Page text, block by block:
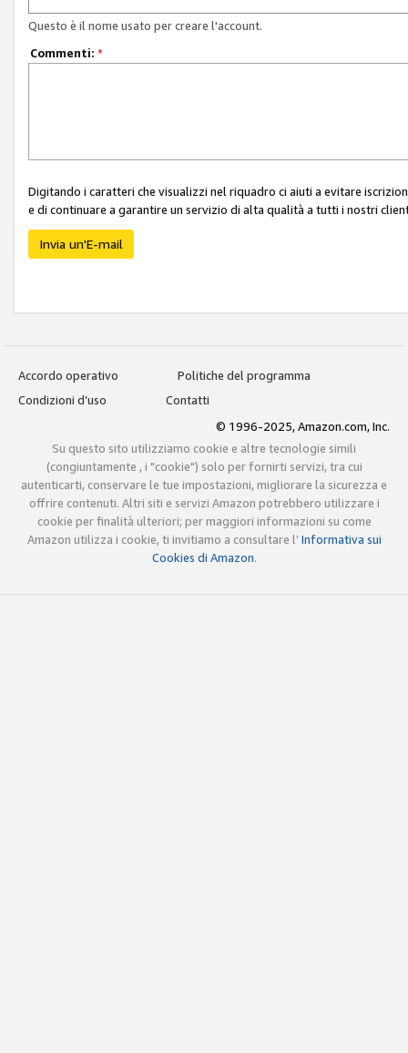
Questo è il nome usato per creare l'account.
Commenti: *
Digitando i caratteri che visualizzi nel riquadro ci aiuti a evitare
e di continuare a garantire un servizio di alta qualità a tutti i nostri
Invia un'E-mail
Accordo operativo
Politiche del programma
Condizioni d’uso
Contatti
© 1996-2025, Amazon.com, Inc.
Su questo sito utilizziamo cookie e altre tecnologie simili
(congiuntamente , i "cookie") solo per fornirti servizi, tra cui
autenticarti, conservare le tue impostazioni, migliorare la sicurezza e
offrire contenuti. Altri siti e servizi Amazon potrebbero utilizzare i
cookie per finalità ulteriori; per maggiori informazioni su come
Amazon utilizza i cookie, ti invitiamo a consultare l’Informativa sui
Cookies di Amazon.